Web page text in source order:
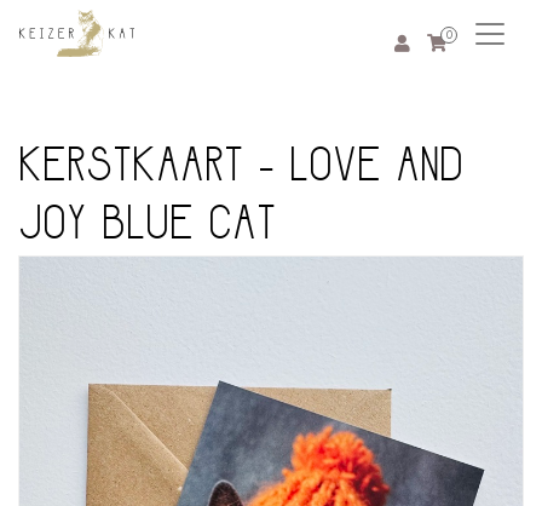
0
KERSTKAART - LOVE AND
JOY BLUE CAT